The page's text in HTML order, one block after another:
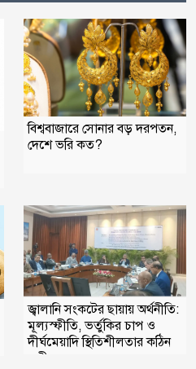
বিশ্ববাজারে সোনার বড় দরপতন,
দেশে ভরি কত?
জ্বালানি সংকটের ছায়ায় অর্থনীতি:
মূল্যস্ফীতি, ভর্তুকির চাপ ও
দীর্ঘমেয়াদি স্থিতিশীলতার কঠিন
সমী